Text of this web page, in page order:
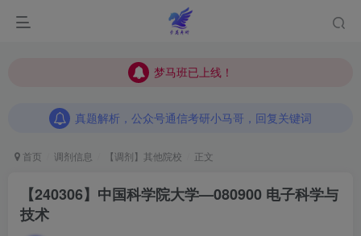
梦马班已上线！
梦马班已上线！
真题解析，公众号通信考研小马哥，回复关键词
真题解析，公众号通信考研小马哥，回复关键词
首页 调剂信息 【调剂】其他院校 正文
【240306】中国科学院大学—080900 电子科学与
技术